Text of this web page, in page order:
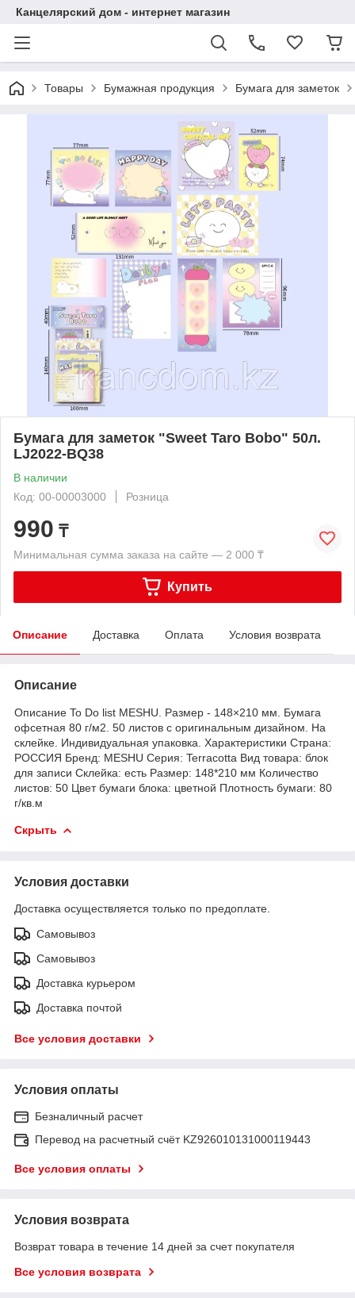
Канцелярский дом - интернет магазин
Товары Бумажная продукция Бумага для заметок
Бумага для заметок "Sweet Taro Bobo" 50л.
LJ2022-BQ38
В наличии
Код: 00-00003000
Розница
990 ₸
Минимальная сумма заказа на сайте — 2 000 ₸
Купить
Описание Доставка Оплата Условия возврата
Описание
Описание To Do list MESHU. Размер - 148×210 мм. Бумага
офсетная 80 г/м2. 50 листов с оригинальным дизайном. На
склейке. Индивидуальная упаковка. Характеристики Страна:
РОССИЯ Бренд: MESHU Серия: Terracotta Вид товара: блок
для записи Склейка: есть Размер: 148*210 мм Количество
листов: 50 Цвет бумаги блока: цветной Плотность бумаги: 80
г/кв.м
Скрыть
Условия доставки
Доставка осуществляется только по предоплате.
Самовывоз
Самовывоз
Доставка курьером
Доставка почтой
Все условия доставки
Условия оплаты
Безналичный расчет
Перевод на расчетный счёт KZ926010131000119443
Все условия оплаты
Условия возврата
Возврат товара в течение 14 дней за счет покупателя
Все условия возврата